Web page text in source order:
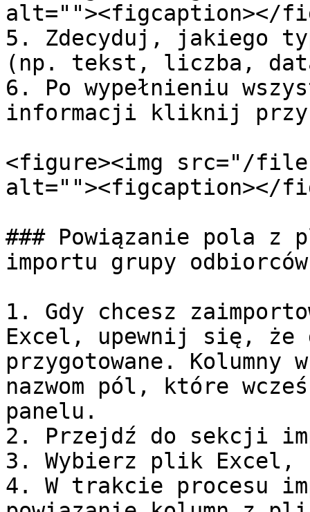
alt=""><figcaption></
5. Zdecyduj, jakiego
(np. tekst, liczba,
6. Po wypełnieniu
informacji kliknij
<figure><img src="/
alt=""><figcaption></
### Powiązanie pola z
importu grupy odbiorców
1. Gdy chcesz
Excel, upewnij się, że
przygotowane. Kolumny
nazwom pól, które
panelu.
2. Przejdź do sekcji
3. Wybierz plik Excel,
4. W trakcie procesu